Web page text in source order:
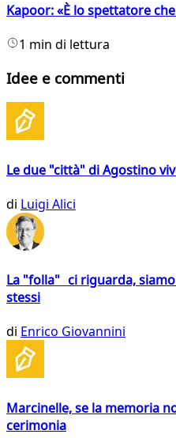
Kapoor: «È lo spettatore
1 min di lettura
Idee e commenti
Le due "città" di Agostino
di Luigi Alici
La "folla" ci riguarda,
stessi
di Enrico Giovannini
Marcinelle, se la memoria
cerimonia